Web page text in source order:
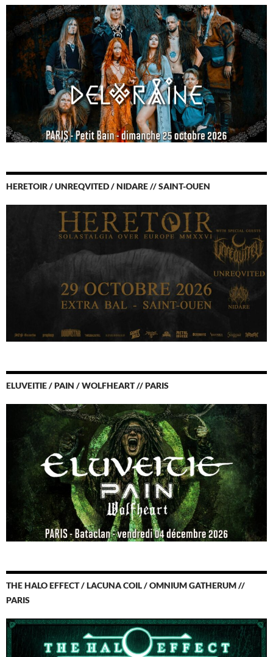
HERETOIR / UNREQVITED / NIDARE // SAINT-OUEN
ELUVEITIE / PAIN / WOLFHEART // PARIS
THE HALO EFFECT / LACUNA COIL / OMNIUM GATHERUM //
PARIS